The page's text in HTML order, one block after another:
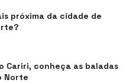
próxima da cidade de
Cariri, conheça as baladas
Norte